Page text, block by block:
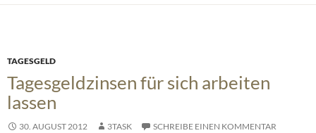
TAGESGELD
Tagesgeldzinsen für sich arbeiten
lassen
30. AUGUST 2012 3TASK SCHREIBE EINEN KOMMENTAR